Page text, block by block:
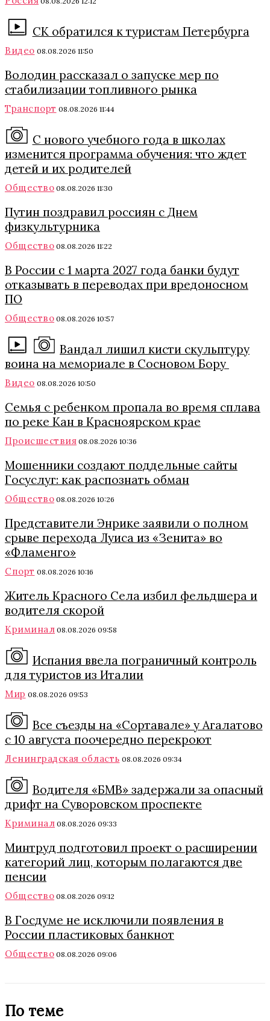
СК обратился к туристам Петербурга
Видео 08.08.2026 11:50
Володин рассказал о запуске мер по
стабилизации топливного рынка
Транспорт 08.08.2026 11:44
С нового учебного года в школах
изменится программа обучения: что ждет
детей и их родителей
Общество 08.08.2026 11:30
Путин поздравил россиян с Днем
физкультурника
Общество 08.08.2026 11:22
В России с 1 марта 2027 года банки будут
отказывать в переводах при вредоносном
ПО
Общество 08.08.2026 10:57
Вандал лишил кисти скульптуру
воина на мемориале в Сосновом Бору
Видео 08.08.2026 10:50
Семья с ребенком пропала во время сплава
по реке Кан в Красноярском крае
Происшествия 08.08.2026 10:36
Мошенники создают поддельные сайты
Госуслуг: как распознать обман
Общество 08.08.2026 10:26
Представители Энрике заявили о полном
срыве перехода Луиса из «Зенита» во
«Фламенго»
Спорт 08.08.2026 10:16
Житель Красного Села избил фельдшера и
водителя скорой
Криминал 08.08.2026 09:58
Испания ввела пограничный контроль
для туристов из Италии
Мир 08.08.2026 09:53
Все съезды на «Сортавале» у Агалатово
с 10 августа поочередно перекроют
Ленинградская область 08.08.2026 09:34
Водителя «БМВ» задержали за опасный
дрифт на Суворовском проспекте
Криминал 08.08.2026 09:33
Минтруд подготовил проект о расширении
категорий лиц, которым полагаются две
пенсии
Общество 08.08.2026 09:12
В Госдуме не исключили появления в
России пластиковых банкнот
Общество 08.08.2026 09:06
По теме